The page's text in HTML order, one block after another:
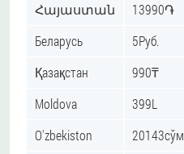
Հայաստան
13990֏
Беларусь
5Руб.
Қазақстан
990₸
Moldova
399L
O'zbekiston
20143сўм